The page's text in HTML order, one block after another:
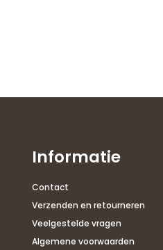
Informatie
Contact
Verzenden en retourneren
Veelgestelde vragen
Algemene voorwaarden